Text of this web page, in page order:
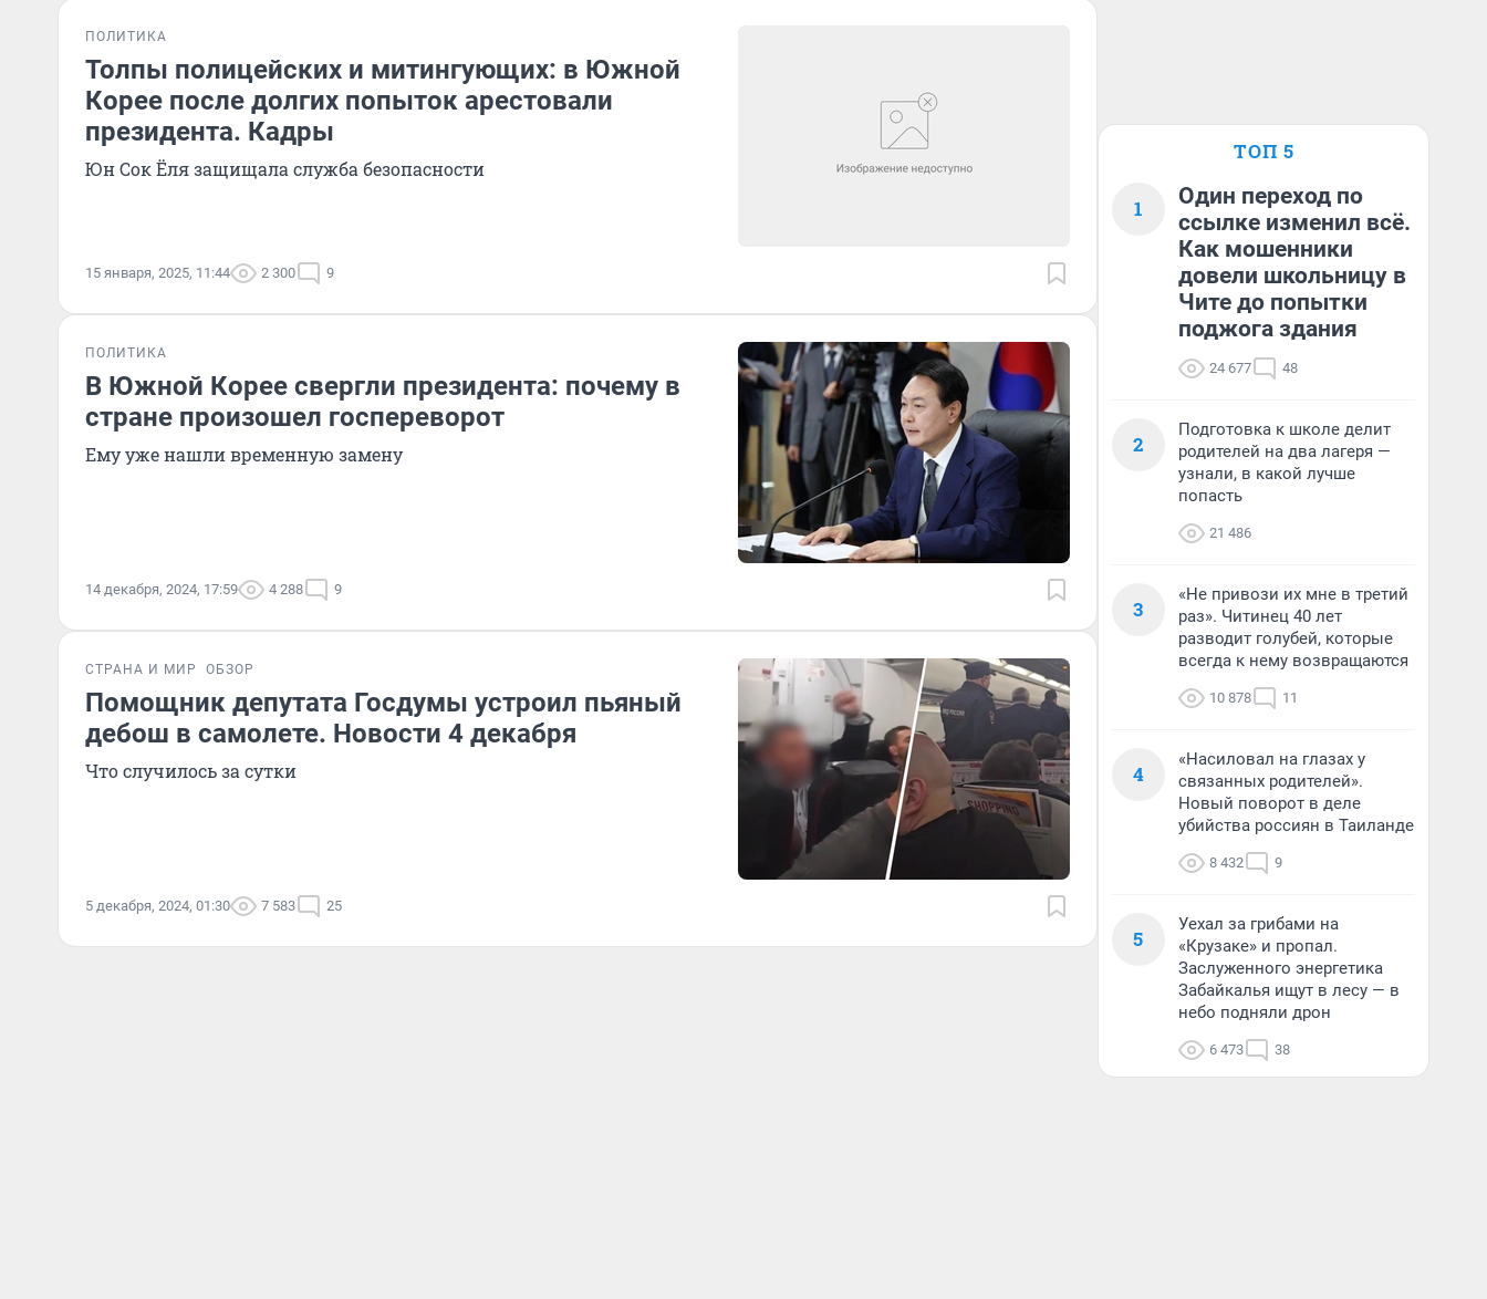
ПОЛИТИКА
Толпы полицейских и митингующих: в Южной
Корее после долгих попыток арестовали
президента. Кадры
Юн Сок Ёля защищала служба безопасности
15 января, 2025, 11:44 2 300 9
ПОЛИТИКА
В Южной Корее свергли президента: почему в
стране произошел госпереворот
Ему уже нашли временную замену
14 декабря, 2024, 17:59 4 288 9
СТРАНА И МИР ОБЗОР
Помощник депутата Госдумы устроил пьяный
дебош в самолете. Новости 4 декабря
Что случилось за сутки
5 декабря, 2024, 01:30 7 583 25
ТОП 5
1
Один переход по
ссылке изменил всё.
Как мошенники
довели школьницу в
Чите до попытки
поджога здания
24 677 48
2
Подготовка к школе делит
родителей на два лагеря —
узнали, в какой лучше
попасть
21 486
3
«Не привози их мне в третий
раз». Читинец 40 лет
разводит голубей, которые
всегда к нему возвращаются
10 878 11
4
«Насиловал на глазах у
связанных родителей».
Новый поворот в деле
убийства россиян в Таиланде
8 432 9
5
Уехал за грибами на
«Крузаке» и пропал.
Заслуженного энергетика
Забайкалья ищут в лесу — в
небо подняли дрон
6 473 38